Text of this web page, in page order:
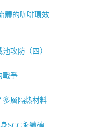
體的咖啡環效
攻防（四）
戰爭
多層隔熱材料
SCG永續磚